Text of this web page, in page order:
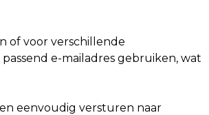
of voor verschillende
e-mailadres gebruiken, wat
eenvoudig versturen naar